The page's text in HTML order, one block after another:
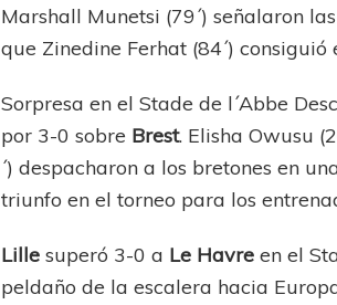
Marshall Munetsi (79´) señalaron
que Zinedine Ferhat (84´)
Sorpresa en el Stade de l´Abbe
por 3-0 sobre Brest. Elisha Owusu
´) despacharon a los bretones en
triunfo en el torneo para los
Lille superó 3-0 a Le Havreen el
peldaño de la escalera hacia
Sur